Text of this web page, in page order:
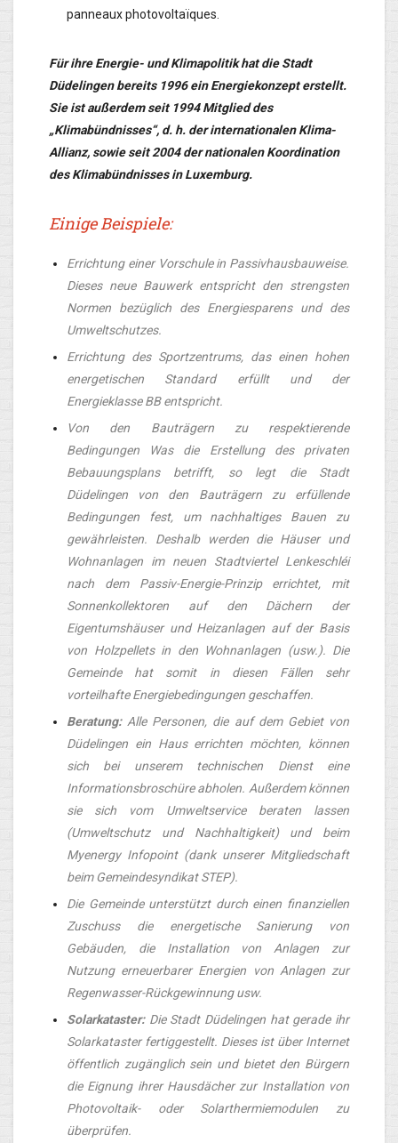
panneaux photovoltaïques.
Für ihre Energie- und Klimapolitik hat die Stadt
Düdelingen bereits 1996 ein Energiekonzept erstellt.
Sie ist außerdem seit 1994 Mitglied des
„Klimabündnisses“, d. h. der internationalen Klima-
Allianz, sowie seit 2004 der nationalen Koordination
des Klimabündnisses in Luxemburg.
Einige Beispiele:
Errichtung einer Vorschule in Passivhausbauweise.
Dieses neue Bauwerk entspricht den strengsten
Normen bezüglich des Energiesparens und des
Umweltschutzes.
Errichtung des Sportzentrums, das einen hohen
energetischen Standard erfüllt und der
Energieklasse BB entspricht.
Von den Bauträgern zu respektierende
Bedingungen Was die Erstellung des privaten
Bebauungsplans betrifft, so legt die Stadt
Düdelingen von den Bauträgern zu erfüllende
Bedingungen fest, um nachhaltiges Bauen zu
gewährleisten. Deshalb werden die Häuser und
Wohnanlagen im neuen Stadtviertel Lenkeschléi
nach dem Passiv-Energie-Prinzip errichtet, mit
Sonnenkollektoren auf den Dächern der
Eigentumshäuser und Heizanlagen auf der Basis
von Holzpellets in den Wohnanlagen (usw.). Die
Gemeinde hat somit in diesen Fällen sehr
vorteilhafte Energiebedingungen geschaffen.
Beratung:Alle Personen, die auf dem Gebiet von
Düdelingen ein Haus errichten möchten, können
sich bei unserem technischen Dienst eine
Informationsbroschüre abholen. Außerdem können
sie sich vom Umweltservice beraten lassen
(Umweltschutz und Nachhaltigkeit) und beim
Myenergy Infopoint (dank unserer Mitgliedschaft
beim Gemeindesyndikat STEP).
Die Gemeinde unterstützt durch einen finanziellen
Zuschuss die energetische Sanierung von
Gebäuden, die Installation von Anlagen zur
Nutzung erneuerbarer Energien von Anlagen zur
Regenwasser-Rückgewinnung usw.
Solarkataster:Die Stadt Düdelingen hat gerade ihr
Solarkataster fertiggestellt. Dieses ist über Internet
öffentlich zugänglich sein und bietet den Bürgern
die Eignung ihrer Hausdächer zur Installation von
Photovoltaik- oder Solarthermiemodulen zu
überprüfen.